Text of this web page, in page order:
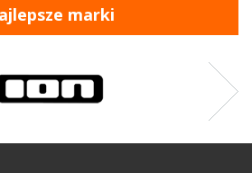
Najlepsze marki